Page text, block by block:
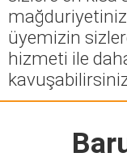
üyemizin
hizmeti ile